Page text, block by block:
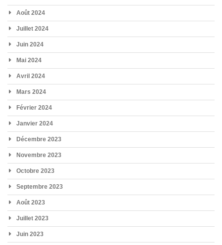
Août 2024
Juillet 2024
Juin 2024
Mai 2024
Avril 2024
Mars 2024
Février 2024
Janvier 2024
Décembre 2023
Novembre 2023
Octobre 2023
Septembre 2023
Août 2023
Juillet 2023
Juin 2023